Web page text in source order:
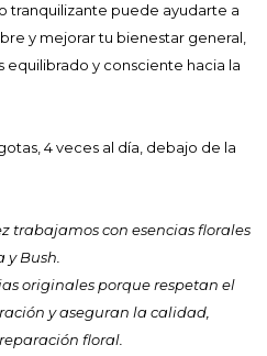
tranquilizante puede ayudarte a
y mejorar tu bienestar general,
equilibrado y consciente hacia la
4 veces al día, debajo de la
trabajamos con esencias florales
Bush.
originales porque respetan el
y aseguran la calidad,
floral.